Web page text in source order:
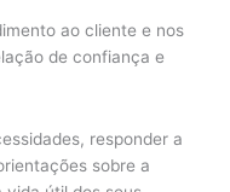
ao cliente e nos
de confiança e
responder a
sobre a